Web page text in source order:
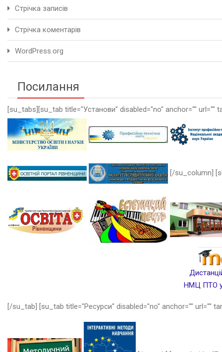
Стрічка записів
Стрічка коментарів
WordPress.org
Посилання
[su_tabs][su_tab title="Установи" disabled="no" anchor=""
[/su_column]
НМЦ ПТО у
[/su_tab] [su_tab title="Ресурси" disabled="no" anchor="" url=""